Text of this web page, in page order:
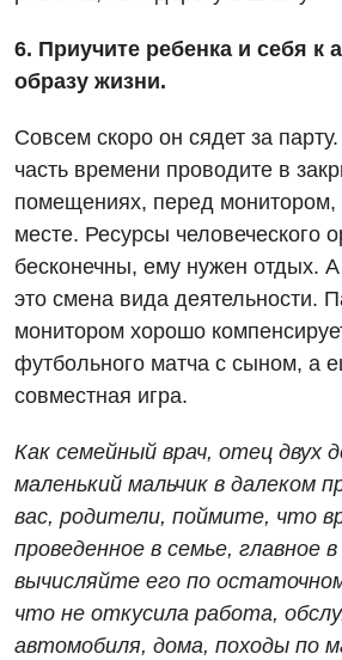
Хирургическое отделение
Для детей
Детская аллергология
Детская гастроэнтерология
Детская гинекология
Детская дерматовенерология
Детская кардиоревматология
Детская неврология
Детская ортопедия и
Детская оториноларингология
Детская офтальмология
Детская урология
6. Приучите ребенка и себя к
образу жизни.
Совсем скоро он сядет за
часть времени проводите в
помещениях, перед монитором,
месте. Ресурсы человеческого
бесконечны, ему нужен отдых.
это смена вида деятельности.
монитором хорошо
футбольного матча с сыном, а
совместная игра.
Как семейный врач, отец двух
маленький мальчик в далеком
вас, родители, поймите, что
проведенное в семье, главное
вычисляйте его по
что не откусила работа,
автомобиля, дома, походы по